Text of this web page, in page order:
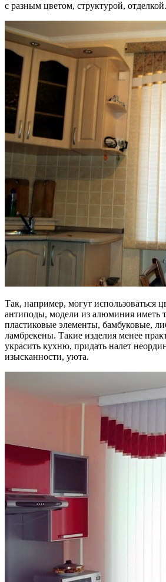
с разным цветом, структурой, отделкой.
Так, например, могут использоваться
антиподы, модели из алюминия иметь
пластиковые элементы, бамбуковые,
ламбрекены. Такие изделия менее
украсить кухню, придать налет
изысканности, уюта.